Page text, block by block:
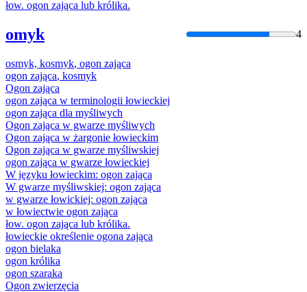
łow. ogon zająca lub królika.
omyk 4
osmyk, kosmyk, ogon zająca
ogon zająca, kosmyk
Ogon zająca
ogon zająca w terminologii łowieckiej
ogon zająca dla myśliwych
Ogon zająca w gwarze myśliwych
Ogon zająca w żargonie łowieckim
Ogon zająca w gwarze myśliwskiej
ogon zająca w gwarze łowieckiej
W języku łowieckim: ogon zająca
W gwarze myśliwskiej: ogon zająca
w gwarze łowickiej: ogon zająca
w łowiectwie ogon zająca
łow. ogon zająca lub królika.
łowieckie określenie ogona zająca
ogon bielaka
ogon królika
ogon szaraka
Ogon zwierzęcia